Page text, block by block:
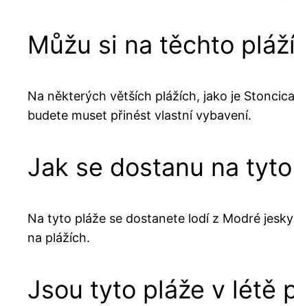
Můžu si na těchto
Na některých větších plážích, jako je
budete muset přinést vlastní vybavení.
Jak se dostanu na
Na tyto pláže se dostanete lodí z Modré
na plážích.
Jsou tyto pláže v létě